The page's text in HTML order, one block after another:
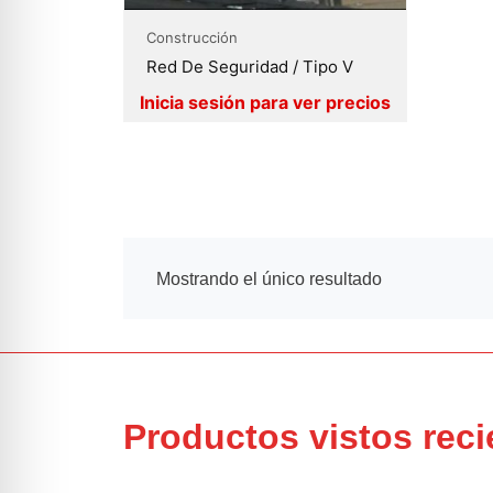
Construcción
Red De Seguridad / Tipo V
Mostrando el único resultado
Productos vistos